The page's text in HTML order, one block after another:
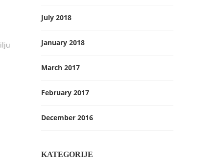
July 2018
January 2018
March 2017
February 2017
December 2016
KATEGORIJE